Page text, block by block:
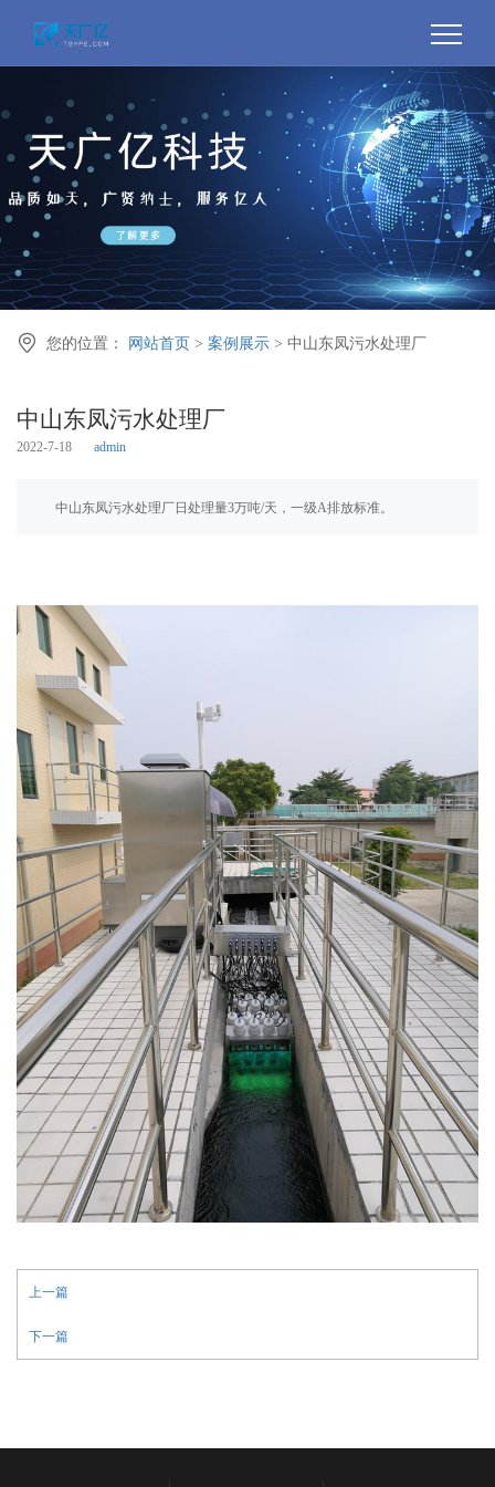
 您的位置： 网站首页 > 案例展示 > 中山东凤污水处理厂
中山东凤污水处理厂
2022-7-18 admin
中山东凤污水处理厂日处理量3万吨/天，一级A排放标准。
上一篇
下一篇